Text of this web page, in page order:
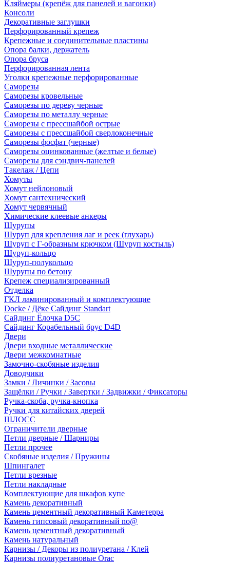
Кляймеры (крепёж для панелей и вагонки)
Консоли
Декоративные заглушки
Перфорированный крепеж
Крепежные и соединительные пластины
Опора балки, держатель
Опора бруса
Перфорированная лента
Уголки крепежные перфорированные
Саморезы
Саморезы кровельные
Саморезы по дереву черные
Саморезы по металлу черные
Саморезы с прессшайбой острые
Саморезы с прессшайбой сверлоконечные
Саморезы фосфат (черные)
Саморезы оцинкованные (желтые и белые)
Саморезы для сэндвич-панелей
Такелаж / Цепи
Хомуты
Хомут нейлоновый
Хомут сантехнический
Хомут червячный
Химические клеевые анкеры
Шурупы
Шуруп для крепления лаг и реек (глухарь)
Шуруп с Г-образным крючком (Шуруп костыль)
Шуруп-кольцо
Шуруп-полукольцо
Шурупы по бетону
Крепеж специализированный
Отделка
ГКЛ ламинированный и комплектующие
Docke / Дёке Сайдинг Standart
Сайдинг Ёлочка D5C
Сайдинг Корабельный брус D4D
Двери
Двери входные металлические
Двери межкомнатные
Замочно-скобяные изделия
Доводчики
Замки / Личинки / Засовы
Защёлки / Ручки / Завертки / Задвижки / Фиксаторы
Ручка-скоба, ручка-кнопка
Ручки для китайских дверей
ШЛОСС
Ограничители дверные
Петли дверные / Шарниры
Петли прочее
Скобяные изделия / Пружины
Шпингалет
Петли врезные
Петли накладные
Комплектующие для шкафов купе
Камень декоративный
Камень цементный декоративный Каметерра
Камень гипсовый декоративный no@
Камень цементный декоративный
Камень натуральный
Карнизы / Декоры из полиуретана / Клей
Карнизы полиуретановые Orac